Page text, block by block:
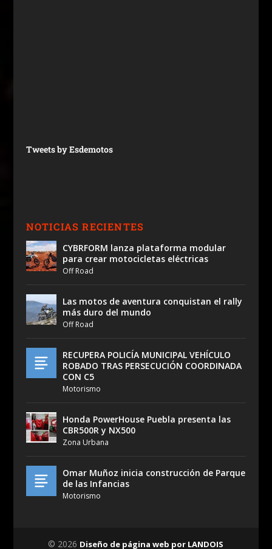
Tweets by Esdemotos
NOTICIAS RECIENTES
CYBRFORM lanza plataforma modular
para crear motocicletas eléctricas
Off Road
Las motos de aventura conquistan el rally
más duro del mundo
Off Road
RECUPERA POLICÍA MUNICIPAL VEHÍCULO
ROBADO TRAS PERSECUCIÓN COORDINADA
CON C5
Motorismo
Honda PowerHouse Puebla presenta las
CBR500R y NX500
Zona Urbana
Omar Muñoz inicia construcción de Parque
de las Infancias
Motorismo
© 2026 Diseño de página web por LANDOIS